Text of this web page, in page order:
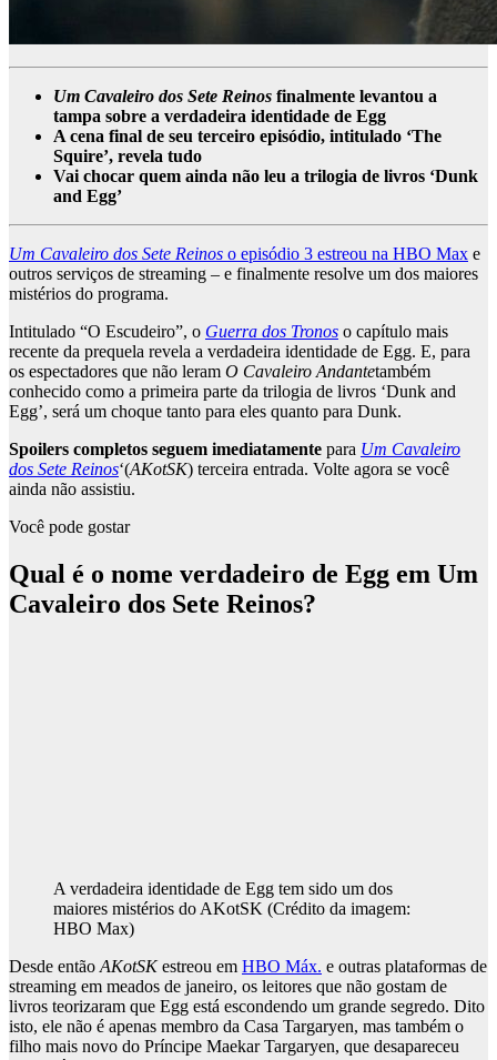
Um Cavaleiro dos Sete Reinos finalmente levantou a
tampa sobre a verdadeira identidade de Egg
A cena final de seu terceiro episódio, intitulado ‘The
Squire’, revela tudo
Vai chocar quem ainda não leu a trilogia de livros ‘Dunk
and Egg’
Um Cavaleiro dos Sete Reinos o episódio 3 estreou na HBO Max e
outros serviços de streaming – e finalmente resolve um dos maiores
mistérios do programa.
Intitulado “O Escudeiro”, o Guerra dos Tronos o capítulo mais
recente da prequela revela a verdadeira identidade de Egg. E, para
os espectadores que não leram O Cavaleiro Andantetambém
conhecido como a primeira parte da trilogia de livros ‘Dunk and
Egg’, será um choque tanto para eles quanto para Dunk.
Spoilers completos seguem imediatamente para Um Cavaleiro
dos Sete Reinos‘(AKotSK) terceira entrada. Volte agora se você
ainda não assistiu.
Você pode gostar
Qual é o nome verdadeiro de Egg em Um
Cavaleiro dos Sete Reinos?
A verdadeira identidade de Egg tem sido um dos
maiores mistérios do AKotSK (Crédito da imagem:
HBO Max)
Desde então AKotSKestreou em HBO Máx. e outras plataformas de
streaming em meados de janeiro, os leitores que não gostam de
livros teorizaram que Egg está escondendo um grande segredo. Dito
isto, ele não é apenas membro da Casa Targaryen, mas também o
filho mais novo do Príncipe Maekar Targaryen, que desapareceu